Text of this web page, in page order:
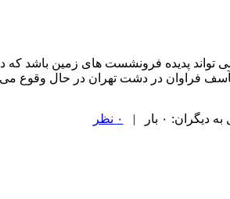
تواند پدیده فرونشست های زمین باشد که
فراوان در دشت تهران در حال وقوع می
۰ بار | ۰ نظر